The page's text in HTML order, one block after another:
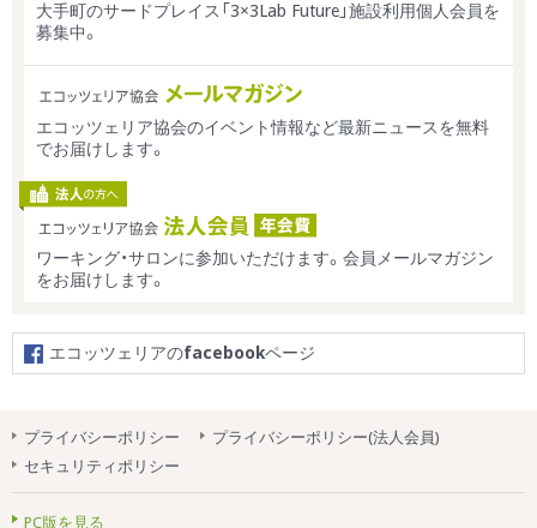
大手町のサードプレイス「3×3Lab Future」施設利用個人会員を
募集中。
エコッツェリア協会のイベント情報など最新ニュースを無料
でお届けします。
ワーキング・サロンに参加いただけます。会員メールマガジン
をお届けします。
エコッツェリアのfacebookページ
プライバシーポリシー
プライバシーポリシー(法人会員)
セキュリティポリシー
PC版を見る